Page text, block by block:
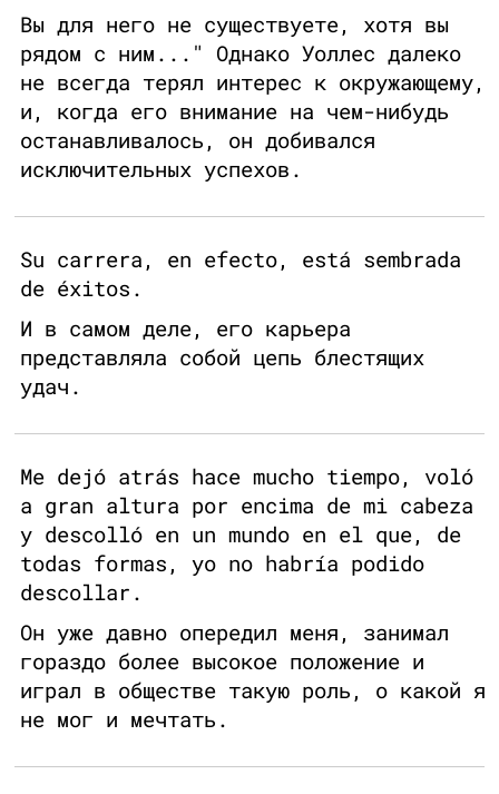
Вы для него не существуете, хотя вы
рядом с ним..." Однако Уоллес далеко
не всегда терял интерес к окружающему,
и, когда его внимание на чем-нибудь
останавливалось, он добивался
исключительных успехов.
Su carrera, en efecto, está sembrada
de éxitos.
И в самом деле, его карьера
представляла собой цепь блестящих
удач.
Me dejó atrás hace mucho tiempo, voló
a gran altura por encima de mi cabeza
y descolló en un mundo en el que, de
todas formas, yo no habría podido
descollar.
Он уже давно опередил меня, занимал
гораздо более высокое положение и
играл в обществе такую роль, о какой я
не мог и мечтать.